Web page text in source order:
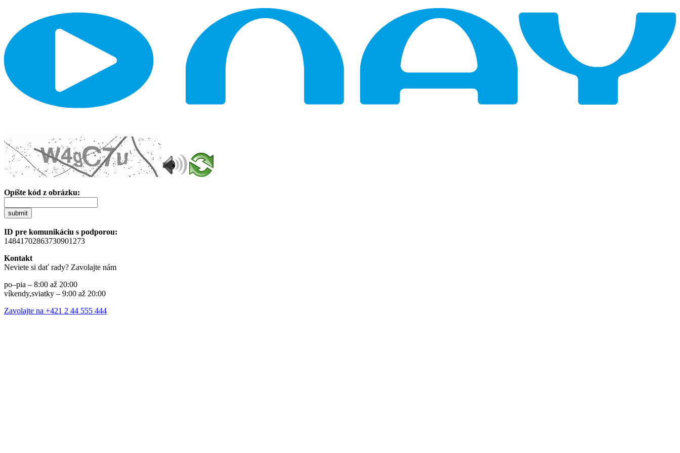
Opíšte kód z obrázku:
submit
ID pre komunikáciu s podporou:
14841702863730901273
Kontakt
Neviete si dať rady? Zavolajte nám
po–pia – 8:00 až 20:00
víkendy,sviatky – 9:00 až 20:00
Zavolajte na +421 2 44 555 444